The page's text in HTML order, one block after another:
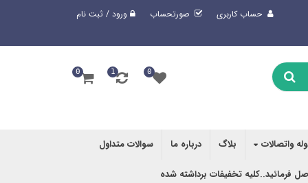
حساب کاربری صورتحساب ورود / ثبت نام
0
1
0
واتصالات بلاگ درباره ما سوالات متداول
فرمائید..کلیه تخفیفات برداشته شده